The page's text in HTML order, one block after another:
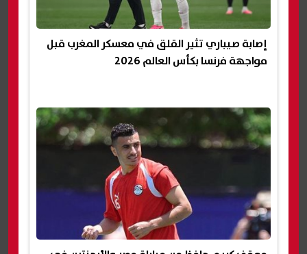
إصابة صيباري تثير القلق في معسكر المغرب قبل
مواجهة فرنسا بكأس العالم 2026